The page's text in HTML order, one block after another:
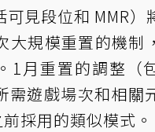
見段位和 MMR）
大規模重置的機制
1月重置的調整（
需遊戲場次和相關
採用的類似模式。